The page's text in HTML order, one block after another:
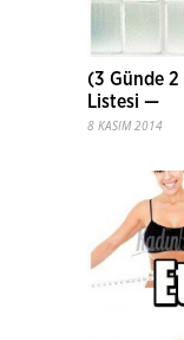
(3 Günde 2
Listesi —
8 KASIM 2014